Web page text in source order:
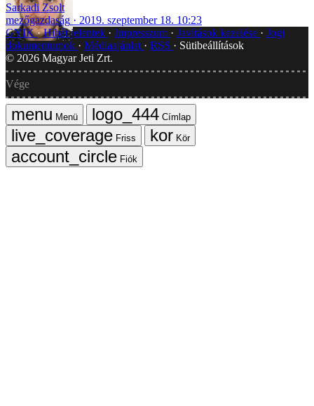
Sarkadi Zsolt
mezőgazdaság
2019. szeptember 18. 10:23
GYIK Hibát jelentek Impresszum Javítások kezelése
Jogi
dokumentumok
Médiaajánlat RSS
Sütibeállítások
© 2026 Magyar Jeti Zrt.
Vége
Menü
Címlap
Friss
Kör
Fiók